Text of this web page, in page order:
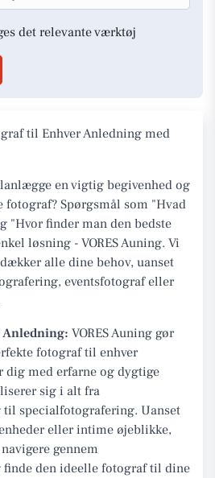
det relevante værktøj
til Enhver Anledning med
en vigtig begivenhed og
Spørgsmål som "Hvad
"Hvor finder man den bedste
løsning - VORES Auning. Vi
alle dine behov, uanset
eventsfotograf eller
Anledning: VORES Auning gør
fotograf til enhver
med erfarne og dygtige
sig i alt fra
specialfotografering. Uanset
eller intime øjeblikke,
gennem
den ideelle fotograf til dine